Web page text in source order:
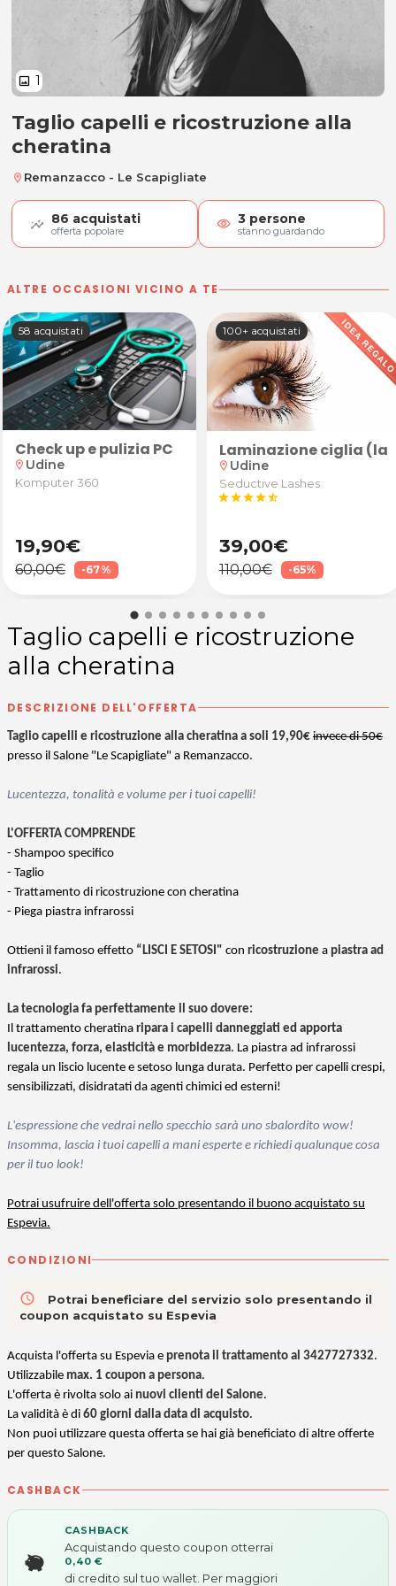
image 1
Taglio capelli e ricostruzione
Taglio capelli e ricostruzione alla
cheratina
location_on Remanzacco - Le Scapigliate
86 acquistati
offerta popolare visibility 3 persone
stanno guardando
ALTRE OCCASIONI VICINO A TE
Ricerca dell'Equilibrio" a Udine
Laminazione ciglia e/o sopracciglia da Deep
58 acquistati
Check up e pulizia PC
location_on Udine
Komputer 360
19,90€
60,00€ -67%
100+ acquistati
Laminazione ciglia
location_on Udine
Seductive Lashes
starstarstarstarstar_half
39,00€
110,00€ -65%
Taglio capelli e ricostruzione
alla cheratina
DESCRIZIONE DELL'OFFERTA
Taglio capelli e ricostruzione alla cheratina a soli 19,90€ invece di 50€
presso il Salone "Le Scapigliate" a Remanzacco.
Lucentezza, tonalità e volume per i tuoi capelli!
L'OFFERTA COMPRENDE
- Shampoo specifico
- Taglio
- Trattamento di ricostruzione con cheratina
- Piega piastra infrarossi
Ottieni il famoso effetto “LISCI E SETOSI" con ricostruzione a piastra ad
infrarossi.
La tecnologia fa perfettamente il suo dovere:
Il trattamento cheratina ripara i capelli danneggiati ed apporta
lucentezza, forza, elasticità e morbidezza. La piastra ad infrarossi
regala un liscio lucente e setoso lunga durata. Perfetto per capelli crespi,
sensibilizzati, disidratati da agenti chimici ed esterni!
L'espressione che vedrai nello specchio sarà uno sbalordito wow!
Insomma, lascia i tuoi capelli a mani esperte e richiedi qualunque cosa
per il tuo look!
Potrai usufruire dell'offerta solo presentando il buono acquistato su
Espevia.
CONDIZIONI
access_time
Potrai beneficiare del servizio solo presentando il
coupon acquistato su Espevia
Acquista l'offerta su Espevia e prenota il trattamento al 3427727332.
Utilizzabile max. 1 coupon a persona.
L'offerta è rivolta solo ai nuovi clienti del Salone.
La validità è di 60 giorni dalla data di acquisto.
Non puoi utilizzare questa offerta se hai già beneficiato di altre offerte
per questo Salone.
CASHBACK
CASHBACK
Acquistando questo coupon otterrai
0,40 €
di credito sul tuo wallet. Per maggiori